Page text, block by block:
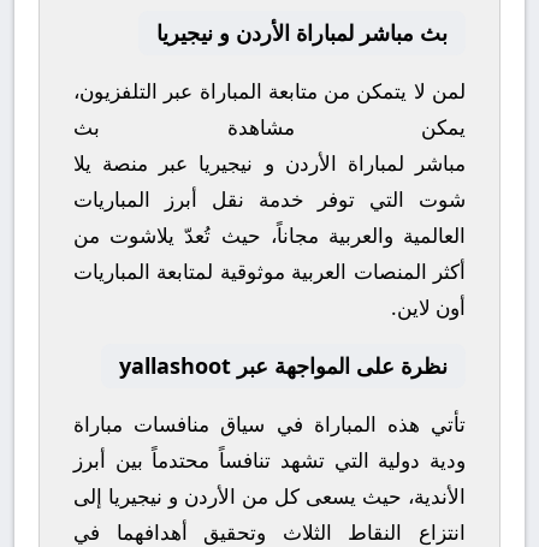
بث مباشر لمباراة الأردن و نيجيريا
لمن لا يتمكن من متابعة المباراة عبر التلفزيون،
يمكن مشاهدة بث
مباشر
لمباراة الأردن و نيجيريا عبر منصة يلا
شوت التي توفر خدمة نقل أبرز المباريات
العالمية والعربية مجاناً، حيث تُعدّ يلاشوت من
أكثر المنصات العربية موثوقية لمتابعة المباريات
أون لاين.
نظرة على المواجهة عبر yallashoot
تأتي هذه المباراة في سياق منافسات مباراة
ودية دولية التي تشهد تنافساً محتدماً بين أبرز
الأندية، حيث يسعى كل من الأردن و نيجيريا إلى
انتزاع النقاط الثلاث وتحقيق أهدافهما في